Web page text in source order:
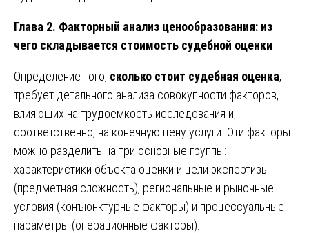
Глава 2. Факторный анализ ценообразования: из
чего складывается стоимость судебной оценки
Определение того, сколько стоит судебная оценка,
требует детального анализа совокупности факторов,
влияющих на трудоемкость исследования и,
соответственно, на конечную цену услуги. Эти факторы
можно разделить на три основные группы:
характеристики объекта оценки и цели экспертизы
(предметная сложность), региональные и рыночные
условия (конъюнктурные факторы) и процессуальные
параметры (операционные факторы).